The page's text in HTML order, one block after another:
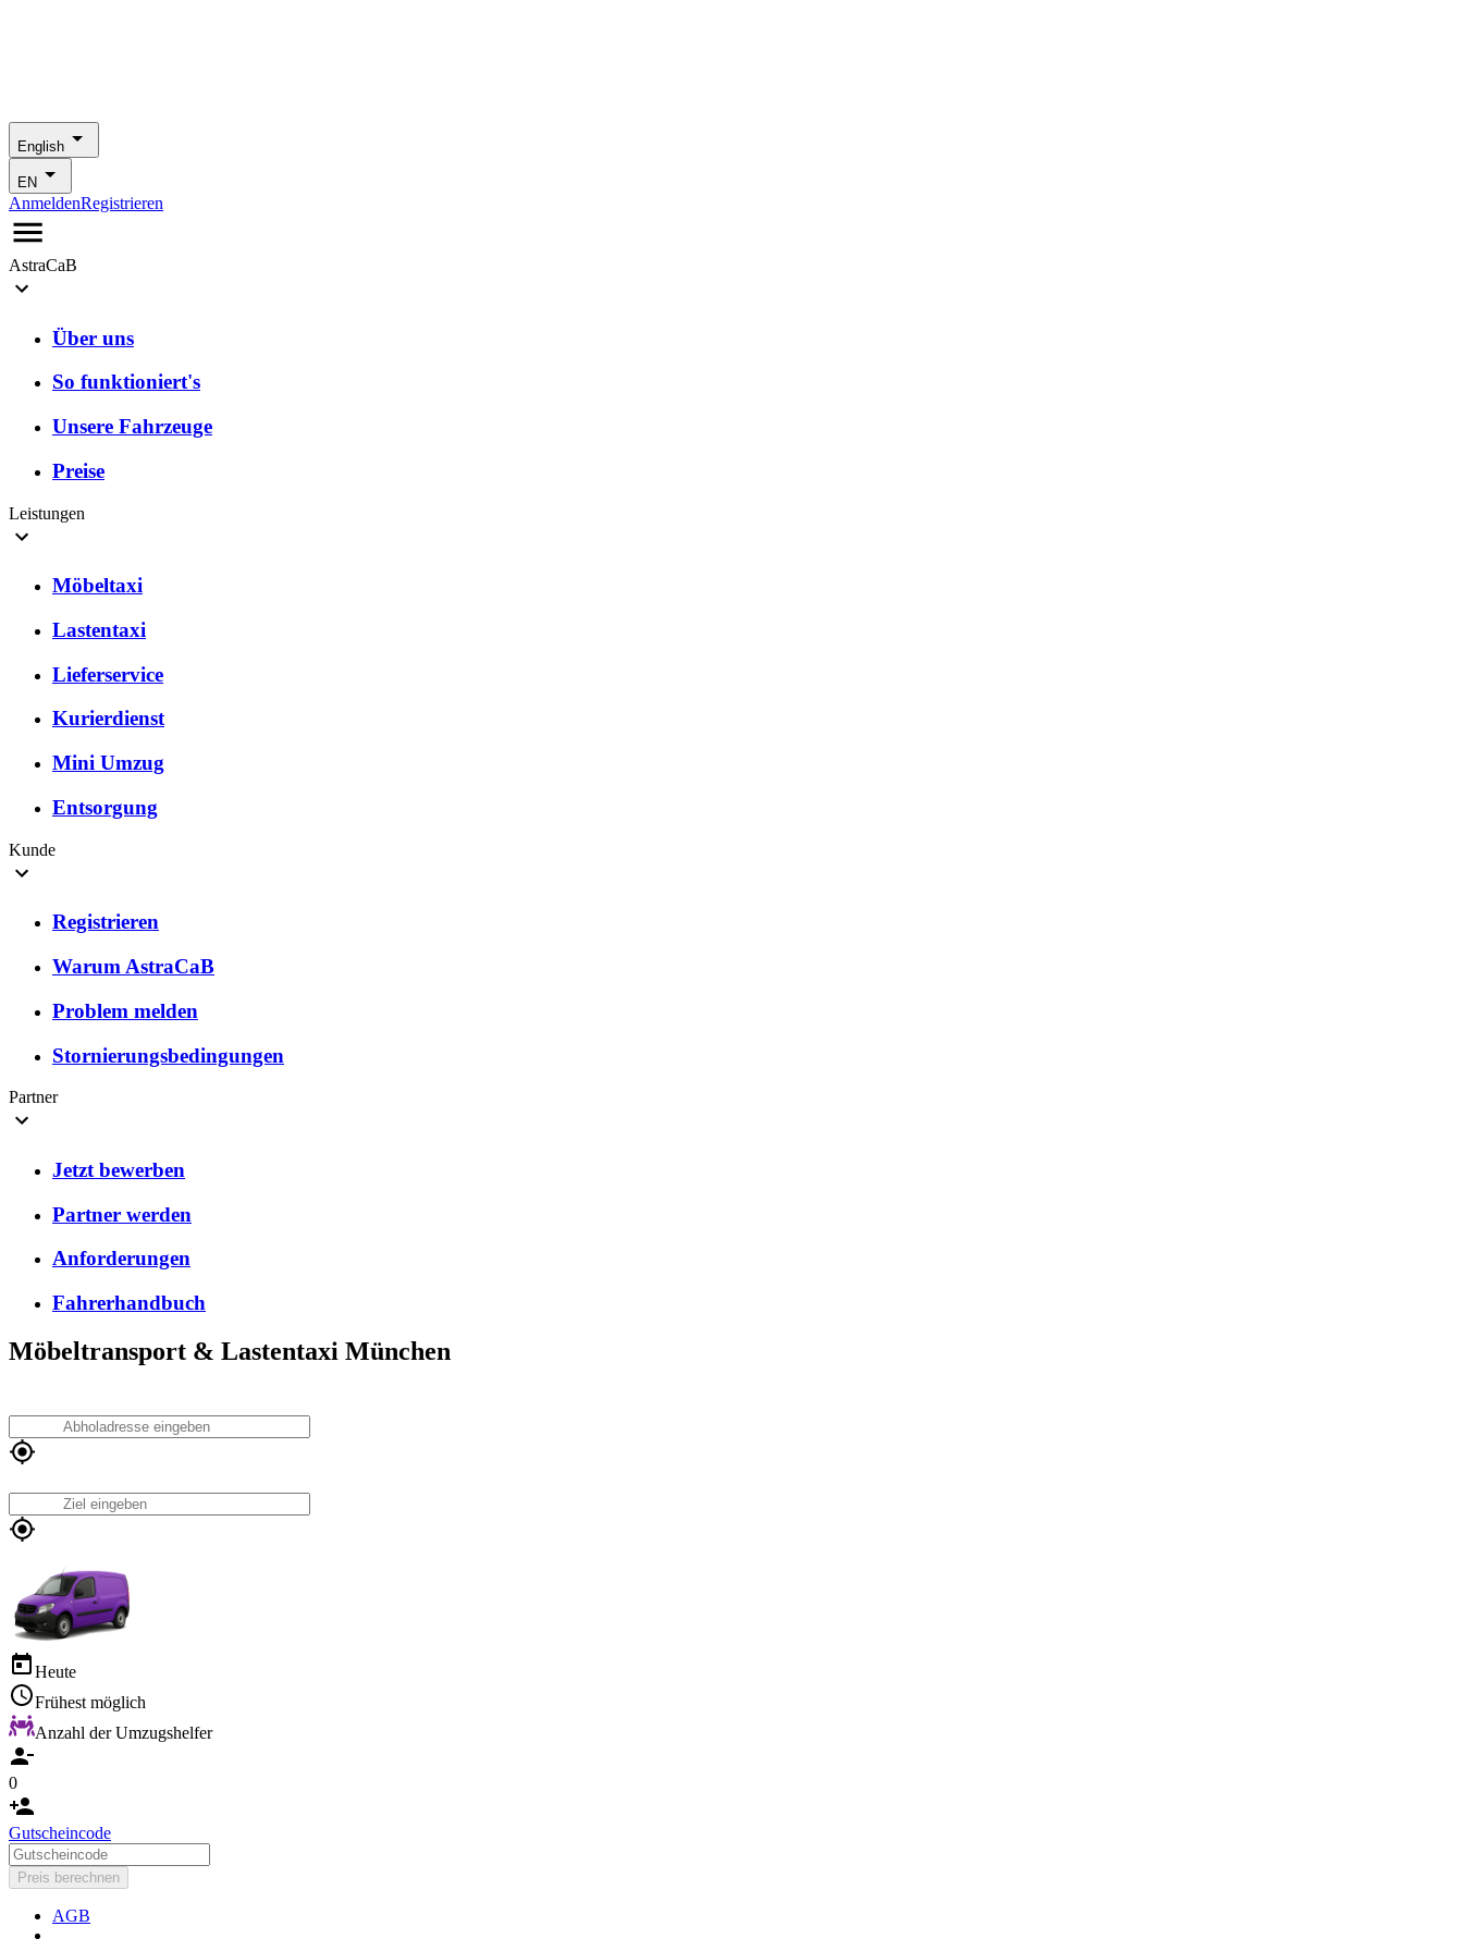
English
EN
AnmeldenRegistrieren
AstraCaB
Über uns
So funktioniert's
Unsere Fahrzeuge
Preise
Leistungen
Möbeltaxi
Lastentaxi
Lieferservice
Kurierdienst
Mini Umzug
Entsorgung
Kunde
Registrieren
Warum AstraCaB
Problem melden
Stornierungsbedingungen
Partner
Jetzt bewerben
Partner werden
Anforderungen
Fahrerhandbuch
Möbeltransport & Lastentaxi München
Heute
Frühest möglich
Anzahl der Umzugshelfer
0
Gutscheincode
Preis berechnen
AGB